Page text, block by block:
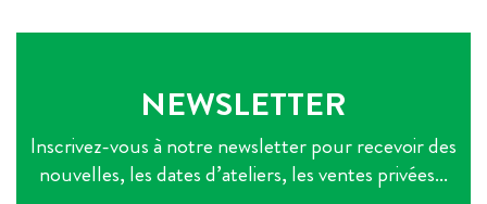
NEWSLETTER
Inscrivez-vous à notre newsletter pour recevoir des
nouvelles, les dates d’ateliers, les ventes privées...